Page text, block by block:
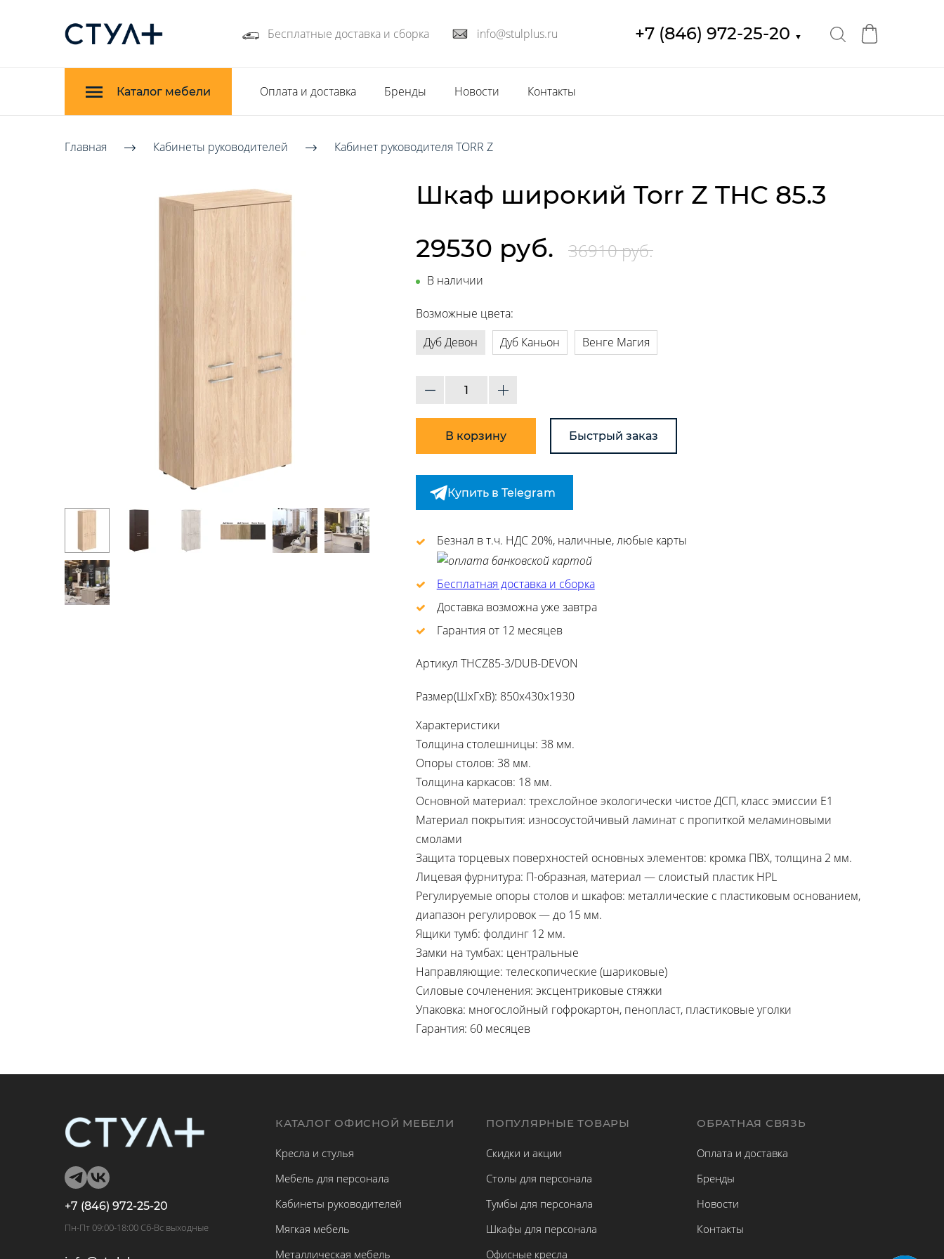
Бесплатные доставка и сборка info@stulplus.ru +7 (846) 972-25-20 ▼
Каталог мебели Оплата и доставка Бренды Новости Контакты
Главная Кабинеты руководителей Кабинет руководителя TORR Z
Шкаф широкий Torr Z THC 85.3
29530 руб.
36910 руб.
В наличии
Возможные цвета:
Дуб Девон
Дуб Каньон Венге Магия
В корзину Быстрый заказ
Купить в Telegram
Безнал в т.ч. НДС 20%, наличные, любые карты
Бесплатная доставка и сборка
Доставка возможна уже завтра
Гарантия от 12 месяцев
Артикул THCZ85-3/DUB-DEVON
Размер(ШхГхВ): 850х430х1930
Характеристики
Толщина столешницы: 38 мм.
Опоры столов: 38 мм.
Толщина каркасов: 18 мм.
Основной материал: трехслойное экологически чистое ДСП, класс эмиссии Е1
Материал покрытия: износоустойчивый ламинат с пропиткой меламиновыми
смолами
Защита торцевых поверхностей основных элементов: кромка ПВХ, толщина 2 мм.
Лицевая фурнитура: П-образная, материал — слоистый пластик HPL
Регулируемые опоры столов и шкафов: металлические с пластиковым основанием,
диапазон регулировок — до 15 мм.
Ящики тумб: фолдинг 12 мм.
Замки на тумбах: центральные
Направляющие: телескопические (шариковые)
Силовые сочленения: эксцентриковые стяжки
Упаковка: многослойный гофрокартон, пенопласт, пластиковые уголки
Гарантия: 60 месяцев
+7 (846) 972-25-20
Пн-Пт 09:00-18:00 Сб-Вс выходные
КАТАЛОГ ОФИСНОЙ МЕБЕЛИ
Кресла и стулья
Мебель для персонала
Кабинеты руководителей
Мягкая мебель
Металлическая мебель
ПОПУЛЯРНЫЕ ТОВАРЫ
Скидки и акции
Столы для персонала
Тумбы для персонала
Шкафы для персонала
Офисные кресла
ОБРАТНАЯ СВЯЗЬ
Оплата и доставка
Бренды
Новости
Контакты